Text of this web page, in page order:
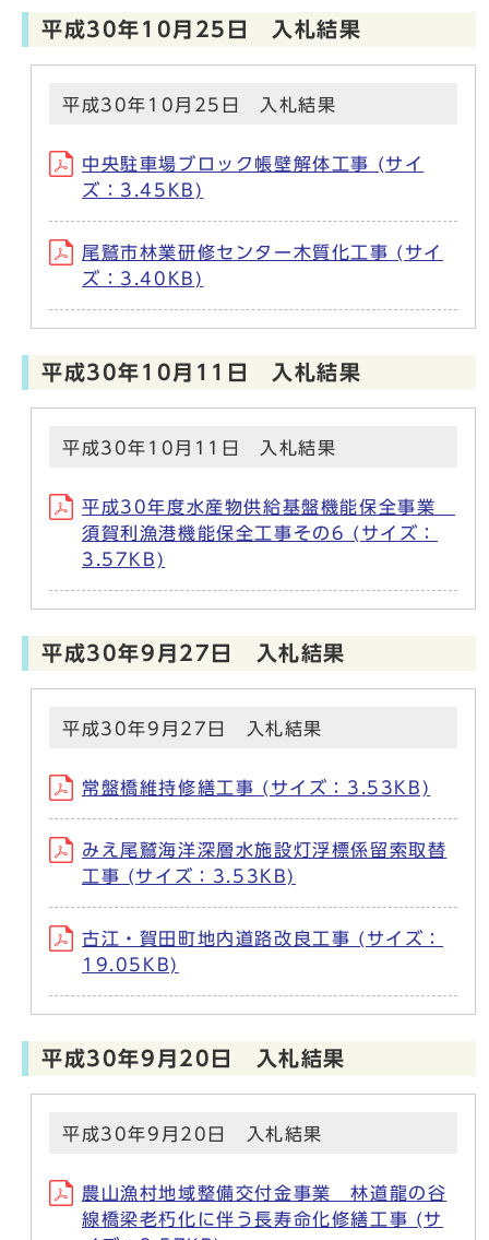
平成30年10月25日 入札結果
平成30年10月25日 入札結果
中央駐車場ブロック帳壁解体工事 (サイ
ズ：3.45KB)
尾鷲市林業研修センター木質化工事 (サイ
ズ：3.40KB)
平成30年10月11日 入札結果
平成30年10月11日 入札結果
平成30年度水産物供給基盤機能保全事業
須賀利漁港機能保全工事その6 (サイズ：
3.57KB)
平成30年9月27日 入札結果
平成30年9月27日 入札結果
常盤橋維持修繕工事 (サイズ：3.53KB)
みえ尾鷲海洋深層水施設灯浮標係留索取替
工事 (サイズ：3.53KB)
古江・賀田町地内道路改良工事 (サイズ：
19.05KB)
平成30年9月20日 入札結果
平成30年9月20日 入札結果
農山漁村地域整備交付金事業 林道龍の谷
線橋梁老朽化に伴う長寿命化修繕工事 (サ